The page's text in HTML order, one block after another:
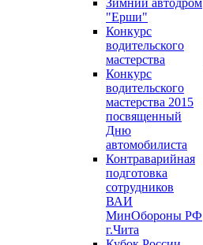
Зимний автодром
"Ерши"
Конкурс
водительского
мастерства
Конкурс
водительского
мастерства 2015
посвященный
Дню
автомобилиста
Контраварийная
подготовка
сотрудников
ВАИ
МинОбороны РФ
г.Чита